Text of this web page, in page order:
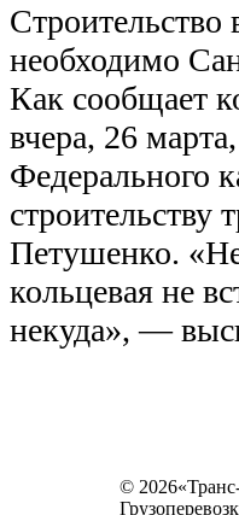
необходимо
Как сообщает
вчера, 26
Федерального
строительству
Петушенко.
кольцевая не
некуда», —
©